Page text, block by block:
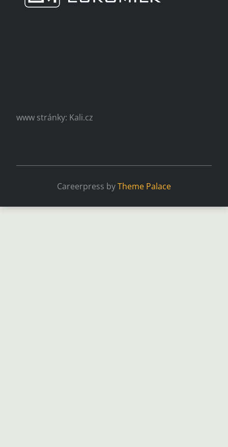
www stránky: Kali.cz
Careerpress byTheme Palace